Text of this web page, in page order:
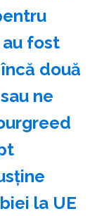
fost
două
ne
la UE